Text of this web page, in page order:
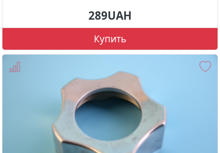
289UAH
Купить